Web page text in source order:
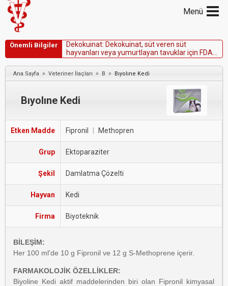
Menü
Önemli Bilgiler Dekokuinat: Dekokuinat, sütveren süt
hayvan arı veya yumurtayan tavukariçin FDA
onaylıdeğildir.
Ana Sayfa » Veteriner İlaçları » B » Bıyolıne Kedi
Bıyolıne Kedi
Etken Madde Fipronil Methopren
Grup Ektoparaziter
Şekil Damlatma Çözelti
Hayvan Kedi
Firma Biyoteknik
BİLEŞİM:
Her 100 ml'de 10 g Fipronil ve 12 g S-Methoprene içerir.
FARMAKOLOJİK ÖZELLİKLER:
Biyoline Kedi aktif maddelerinden biri olan Fipronil kimyasal